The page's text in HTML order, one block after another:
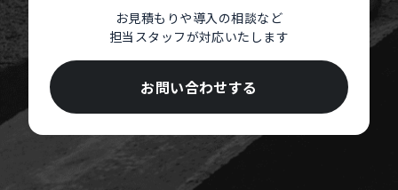
お見積もりや導入の相談など
担当スタッフが対応いたします
お問い合わせする